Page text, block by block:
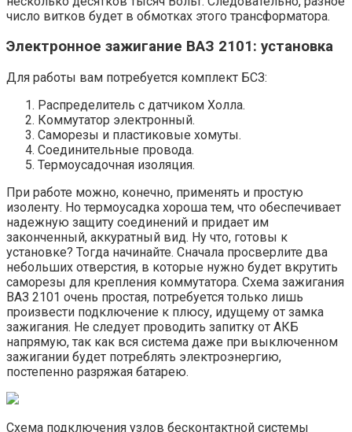
число витков будет в обмотках этого трансформатора.
Электронное зажигание ВАЗ 2101: установка
Для работы вам потребуется комплект БСЗ:
Распределитель с датчиком Холла.
Коммутатор электронный.
Саморезы и пластиковые хомуты.
Соединительные провода.
Термоусадочная изоляция.
При работе можно, конечно, применять и простую
изоленту. Но термоусадка хороша тем, что обеспечивает
надежную защиту соединений и придает им
законченный, аккуратный вид. Ну что, готовы к
установке? Тогда начинайте. Сначала просверлите два
небольших отверстия, в которые нужно будет вкрутить
саморезы для крепления коммутатора. Схема зажигания
ВАЗ 2101 очень простая, потребуется только лишь
произвести подключение к плюсу, идущему от замка
зажигания. Не следует проводить запитку от АКБ
напрямую, так как вся система даже при выключенном
зажигании будет потреблять электроэнергию,
постепенно разряжая батарею.
Схема подключения узлов бесконтактной системы